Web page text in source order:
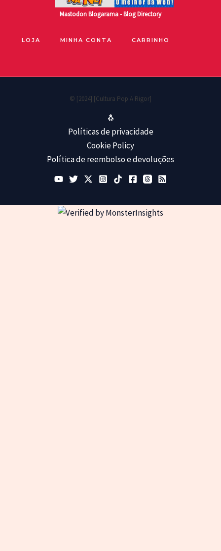
MastodonBlogarama - Blog Directory
LOJA MINHA CONTA CARRINHO
© [2024] [Cultura Pop A Rigor]
🐧
Políticas de privacidade
Cookie Policy
Política de reembolso e devoluções